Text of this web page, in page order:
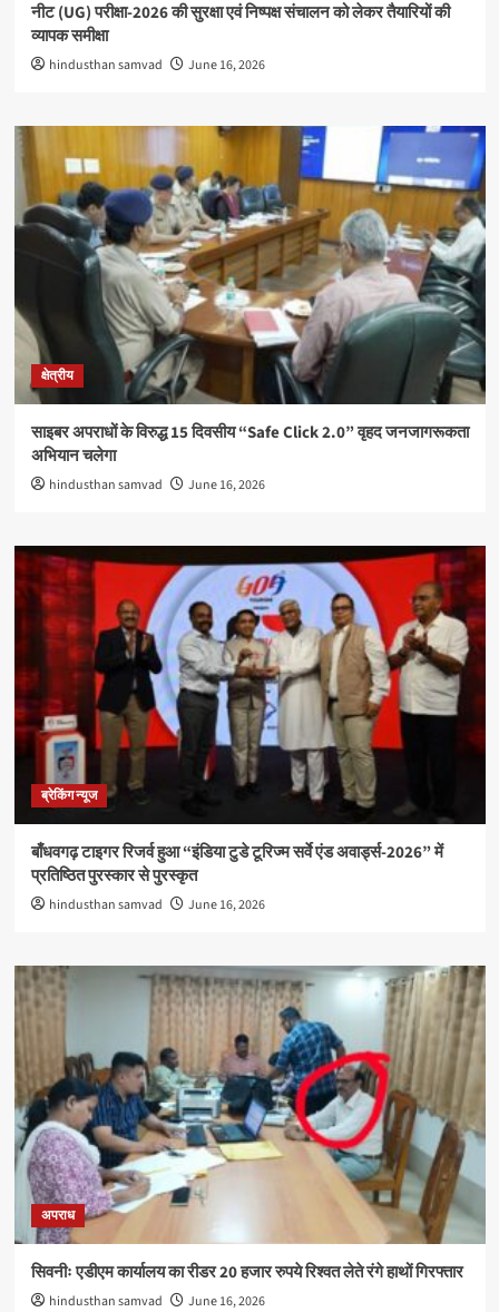
नीट (UG) परीक्षा-2026 की सुरक्षा एवं निष्पक्ष संचालन को लेकर तैयारियों की
व्यापक समीक्षा
hindusthan samvad June 16, 2026
क्षेत्रीय
साइबर अपराधों के विरुद्ध 15 दिवसीय “Safe Click 2.0” वृहद जनजागरूकता
अभियान चलेगा
hindusthan samvad June 16, 2026
ब्रेकिंग न्यूज
बाँधवगढ़ टाइगर रिजर्व हुआ “इंडिया टुडे टूरिज्म सर्वे एंड अवार्ड्स-2026” में
प्रतिष्ठित पुरस्कार से पुरस्कृत
hindusthan samvad June 16, 2026
अपराध
सिवनीः एडीएम कार्यालय का रीडर 20 हजार रुपये रिश्वत लेते रंगे हाथों गिरफ्तार
hindusthan samvad June 16, 2026